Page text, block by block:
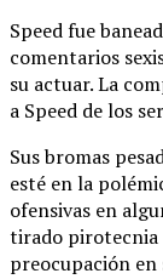
Speed fue
comentarios
su actuar. La
a Speed de los
Sus bromas
esté en la
ofensivas en
tirado pirotecnia
preocupación en